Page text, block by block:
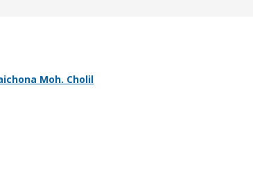
Moh. Cholil